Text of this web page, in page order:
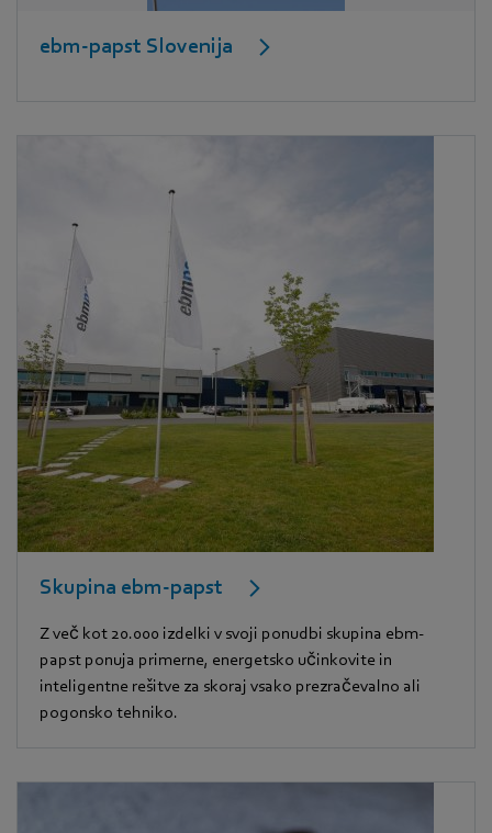
ebm-papst Slovenija
Skupina ebm-papst
Z več kot 20.000 izdelki v svoji ponudbi skupina ebm-
papst ponuja primerne, energetsko učinkovite in
inteligentne rešitve za skoraj vsako prezračevalno ali
pogonsko tehniko.